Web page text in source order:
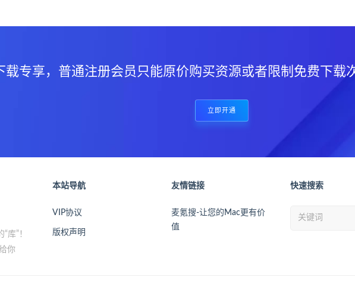
载专享，普通注册会员只能原价购买资源或者限制免费下载
立即开通
库”！
你
本站导航
VIP协议
版权声明
友情链接
麦氪搜-让您的Mac更有价
值
快速搜索